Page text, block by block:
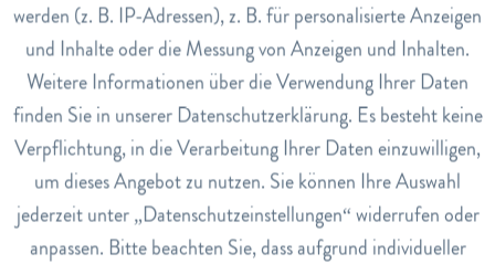
Zahnbürste Single CS 1006
CHF 6.50
In den Warenkorb
Zahnbürste Ortho CS 5460
CHF 6.40
Details
Tracking Inaktiv
Service Inaktiv
werden (z. B. IP-Adressen), z. B. für personalisierte Anzeigen
und Inhalte oder die Messung von Anzeigen und Inhalten.
Weitere Informationen über die Verwendung Ihrer Daten
finden Sie in unserer Datenschutzerklärung. Es besteht keine
Verpflichtung, in die Verarbeitung Ihrer Daten einzuwilligen,
um dieses Angebot zu nutzen. Sie können Ihre Auswahl
jederzeit unter „Datenschutzeinstellungen“ widerrufen oder
anpassen. Bitte beachten Sie, dass aufgrund individueller